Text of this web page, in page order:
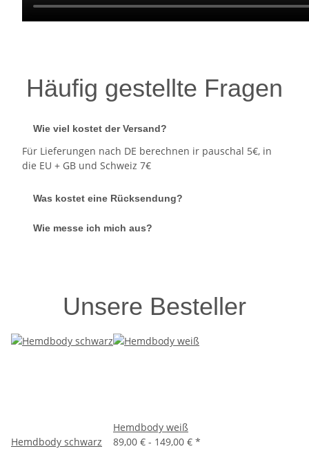
Häufig gestellte Fragen
Wie viel kostet der Versand?
Für Lieferungen nach DE berechnen ir pauschal 5€, in
die EU + GB und Schweiz 7€
Was kostet eine Rücksendung?
Wie messe ich mich aus?
Unsere Besteller
Hemdbody schwarz
Hemdbody weiß
89,00 € - 149,00 € *